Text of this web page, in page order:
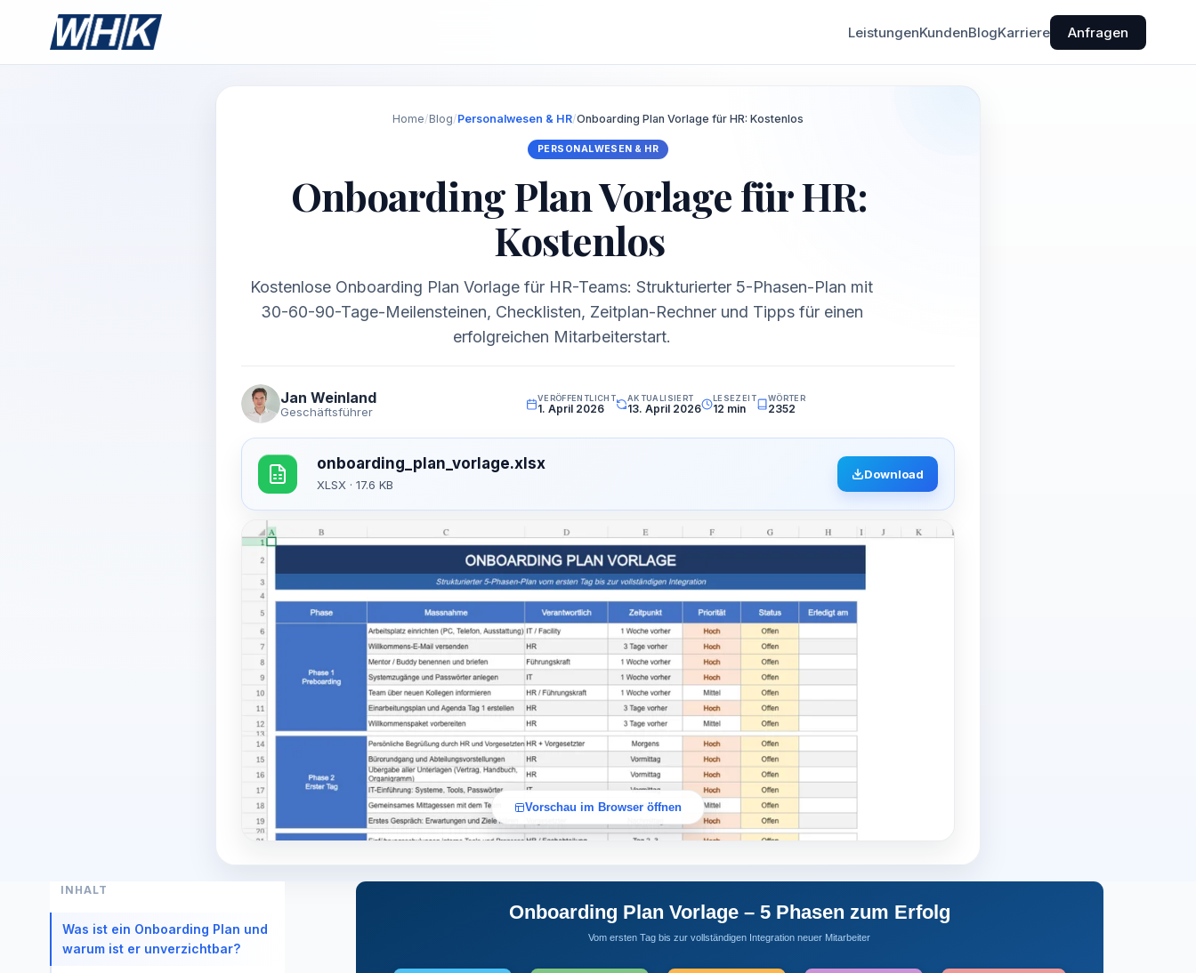
LeistungenKundenBlogKarriere Anfragen
Home/Blog/Personalwesen & HR/Onboarding Plan Vorlage für HR: Kostenlos
PERSONALWESEN & HR
Onboarding Plan Vorlage für HR:
Kostenlos
Kostenlose Onboarding Plan Vorlage für HR-Teams: Strukturierter 5-Phasen-Plan mit
30-60-90-Tage-Meilensteinen, Checklisten, Zeitplan-Rechner und Tipps für einen
erfolgreichen Mitarbeiterstart.
Jan Weinland
Geschäftsführer
VERÖFFENTLICHT
1. April 2026
AKTUALISIERT
13. April 2026
LESEZEIT
12 min
WÖRTER
2352
onboarding_plan_vorlage.xlsx
XLSX · 17.6 KB
Download
Vorschau im Browser öffnen
INHALT
Was ist ein Onboarding Plan und
warum ist er unverzichtbar?
Onboarding Plan Vorlage – 5 Phasen zum Erfolg
Vom ersten Tag bis zur vollständigen Integration neuer Mitarbeiter